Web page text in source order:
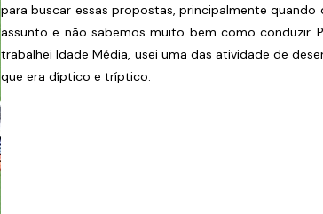
para buscar essas propostas, principalmente quando
assunto e não sabemos muito bem como conduzir.
trabalhei Idade Média, usei uma das atividade de
que era díptico e tríptico.